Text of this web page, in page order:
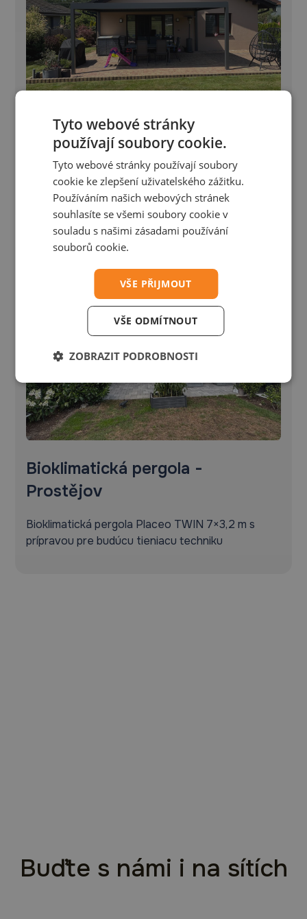
Bioklimatická pergola - Petřvald
Bioklimatická pergola Placeo 6,1×4,5 m s prípravou
pre Winterpacket
Bioklimatická pergola -
Prostějov
Bioklimatická pergola Placeo TWIN 7×3,2 m s
prípravou pre budúcu tieniacu techniku
Buďte s námi i na sítích
Tyto webové stránky
používají soubory cookie.
Tyto webové stránky používají soubory
cookie ke zlepšení uživatelského zážitku.
Používáním našich webových stránek
souhlasíte se všemi soubory cookie v
souladu s našimi zásadami používání
souborů cookie.
VŠE PŘIJMOUT
VŠE ODMÍTNOUT
ZOBRAZIT PODROBNOSTI